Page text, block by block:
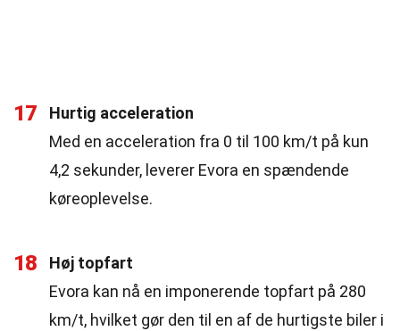
17
Hurtig acceleration
Med en acceleration fra 0 til 100 km/t på kun
4,2 sekunder, leverer Evora en spændende
køreoplevelse.
18
Høj topfart
Evora kan nå en imponerende topfart på 280
km/t, hvilket gør den til en af de hurtigste biler i